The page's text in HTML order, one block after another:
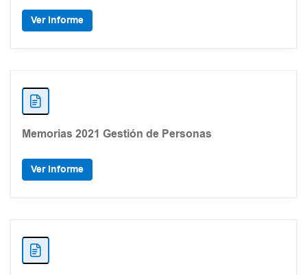
Ver Informe
Memorias 2021 Gestión de Personas
Ver Informe